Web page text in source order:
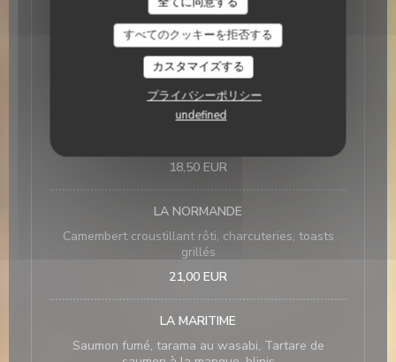
すべてのクッキーを拒否する
カスタマイズする
プライバシーポリシー
undefined
PLANCHE GOURMANDE DE FROMAGES
sélections de fromages
18,50 EUR
PLANCHE GOURMANDE DE CHARCUTERIES
Grande assiette de charcuteries sélectionnée par
18,50 EUR
LA NORMANDE
Camembert croustillant rôti, charcuteries, toasts
grillés
21,00 EUR
LA MARITIME
Saumon fumé, tarama au wasabi, Tartare de